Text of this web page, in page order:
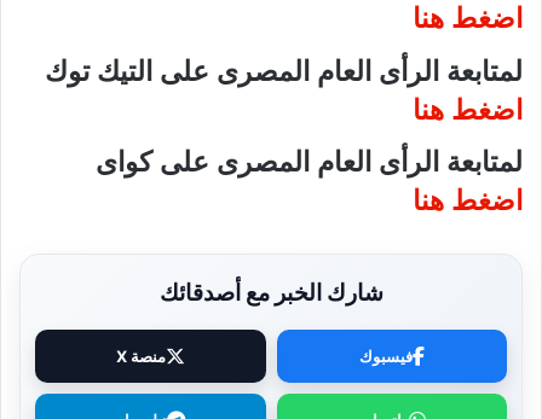
اضغط هنا
لمتابعة الرأى العام المصرى على التيك توك
اضغط هنا
لمتابعة الرأى العام المصرى على كواى
اضغط هنا
شارك الخبر مع أصدقائك
فيسبوك منصة X